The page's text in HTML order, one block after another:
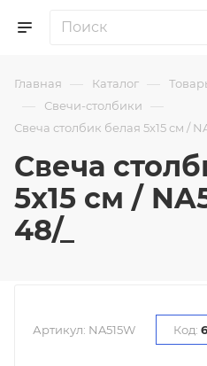
Главная — Каталог —
— Свечи-столбики —
Свеча столбик белая 5х15 см /
Свеча
5х15 см /
48/_
Артикул: NA515W Код: